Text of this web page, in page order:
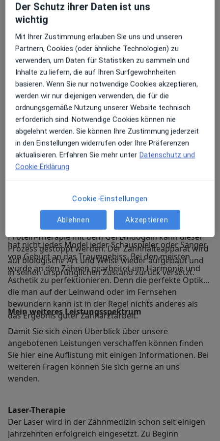
Deutsche Gesellschaft für Ästhetische
Zahnheilkunde e.V.
(DGÄZ)Internationale Gesellschaft für
Ganzheitliche Zahn-Medizin e.V. (GZM)
Deutsche Akademie für Akupunktur und
Aurikulomedizin e.V. (DAA)
Erfahrung wieder befestigt.
Sowohl bei Totalprothesen Teilprothesen als auch für
einzelne Zähne sind Implantate ideal. Eine künstliche
Zahnwurzel die in den Kieferknochen eingesetzt
(implantiert) wird ist die Basis für den perfekten Halt
von schönen neuen und vor allem festen Zähnen. Hier
ist im Vorfeld auch der Aufbau von Knochensubstanz
möglich der den Halt des neuen Zahnersatzes sichert
und zum Teil erst möglich macht.
Parodontologie
Zahnimplantate sind das Mittel der Wahl wenn Zähne
verloren gegangen sind oder nicht mehr
erhaltungswürdig sind. In vielen Fällen lassen sich
durch innovative Therapien jedoch die eigenen Zähne
retten so dass auf die künstlichen Zahnwurzeln
verzichtet werden kann. Möglich wird dies durch die
Therapie mit einem speziellen Proteingel.
abgehen und die so den Zahn im Knochen verankern.
Bei einer Parodontitis werden diese zahnstützenden
Strukturen geschädigt oder zerstört. Durch die
Protein-Therapie mit dem Gel Emdogain kann dieser
Prozess gestoppt werden. Der Zahnhalteapparat wird
auf biologische Art und Weise wieder aufgebaut und
in seinen ursprünglichen Zustand zurück versetzt.
Ästhetische Zahnmedizin
In der Welt der Stars gehört ein wunderschönes
Lächeln zum Erfolgsrezept. Makellose Zähne sind
Markenzeichen und Vorbild zugleich. Aber natürlich
hat nicht jedes Model jeder Schauspieler oder Sänger
von Geburt an das Traumgebiss. Bei den meisten
wurde an den Zähnen gearbeitet um Harmonie und
Ästhetik zu perfektionieren. Denn die perfekte Optik
die man auf der Leinwand oder im Fernsehen
bewundern kann ist in der Regel nichts anderes als
das Ergebnis guter Zahnarztarbeit.
Mein weiteres Leistungs­spektrum
Damit Sie sich einen Überblick über unsere
angebotenen Leistungen verschaffen können finden
Sie hier eine Auflistung mit einigen Informationen. Bei
weiteren Fragen können Sie sich gerne an uns
wenden.
Laser-Therapie
Der Laser wird in der Zahnmedizin schon seit einigen
Jahrzehnten erfolgreich eingesetzt. Zu Beginn
Der Schutz ihrer Daten ist uns
wichtig
Mit Ihrer Zustimmung erlauben Sie uns und unseren
Partnern, Cookies (oder ähnliche Technologien) zu
verwenden, um Daten für Statistiken zu sammeln und
Inhalte zu liefern, die auf Ihren Surfgewohnheiten
basieren. Wenn Sie nur notwendige Cookies akzeptieren,
werden wir nur diejenigen verwenden, die für die
ordnungsgemäße Nutzung unserer Website technisch
erforderlich sind. Notwendige Cookies können nie
abgelehnt werden. Sie können Ihre Zustimmung jederzeit
in den Einstellungen widerrufen oder Ihre Präferenzen
aktualisieren. Erfahren Sie mehr unter Datenschutz und
Cookie Erklärung
Cookie-Einstellungen
Ablehnen Akzeptieren